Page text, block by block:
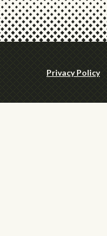
Privacy Policy